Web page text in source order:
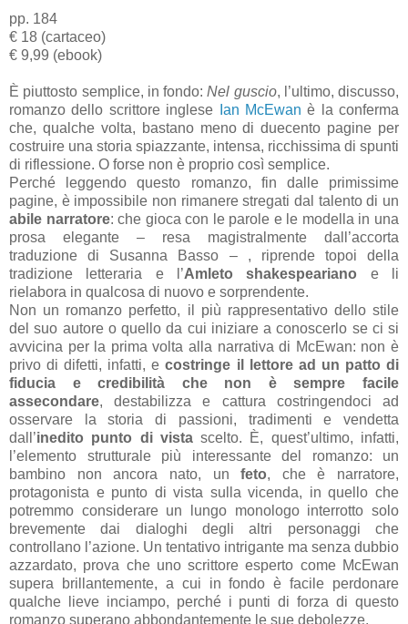
pp. 184
€ 18 (cartaceo)
€ 9,99 (ebook)
È piuttosto semplice, in fondo:Nel guscio, l’ultimo, discusso,
romanzo dello scrittore inglese
Ian McEwan è la conferma
che, qualche volta, bastano meno di duecento pagine per
costruire una storia spiazzante, intensa, ricchissima di spunti
di riflessione. O forse non è proprio così semplice.
Perché leggendo questo romanzo, fin dalle primissime
pagine, è impossibile non rimanere stregati dal talento di un
abile narratore: che gioca con le parole e le modella in una
prosa elegante – resa magistralmente dall’accorta
traduzione di Susanna Basso – , riprende topoi della
tradizione letteraria e l’Amleto shakespeariano e li
rielabora in qualcosa di nuovo e sorprendente.
Non un romanzo perfetto, il più rappresentativo dello stile
del suo autore o quello da cui iniziare a conoscerlo se ci si
avvicina per la prima volta alla narrativa di McEwan: non è
privo di difetti, infatti, ecostringe il lettore ad un patto di
fiducia e credibilità che non è sempre facile
assecondare, destabilizza e cattura costringendoci ad
osservare la storia di passioni, tradimenti e vendetta
dall’inedito punto di vistascelto. È, quest’ultimo, infatti,
l’elemento strutturale più interessante del romanzo: un
bambino non ancora nato, unfeto, che è narratore,
protagonista e punto di vista sulla vicenda, in quello che
potremmo considerare un lungo monologo interrotto solo
brevemente dai dialoghi degli altri personaggi che
controllano l’azione. Un tentativo intrigante ma senza dubbio
azzardato, prova che uno scrittore esperto come McEwan
supera brillantemente, a cui in fondo è facile perdonare
qualche lieve inciampo, perché i punti di forza di questo
romanzo superano abbondantemente le sue debolezze.